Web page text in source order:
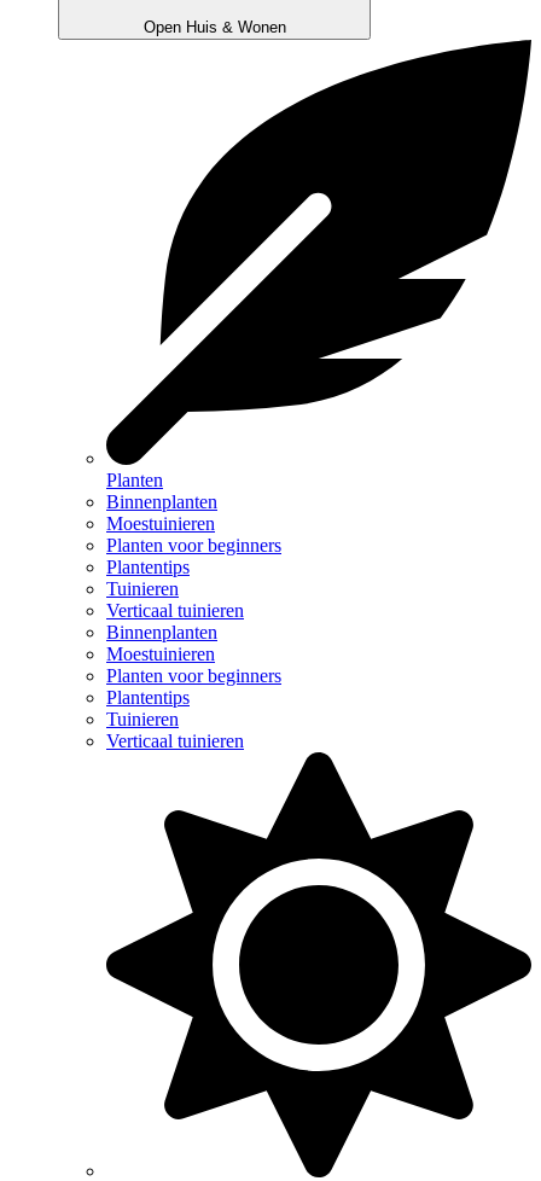
Open Huis & Wonen
Planten
Binnenplanten
Moestuinieren
Planten voor beginners
Plantentips
Tuinieren
Verticaal tuinieren
Binnenplanten
Moestuinieren
Planten voor beginners
Plantentips
Tuinieren
Verticaal tuinieren